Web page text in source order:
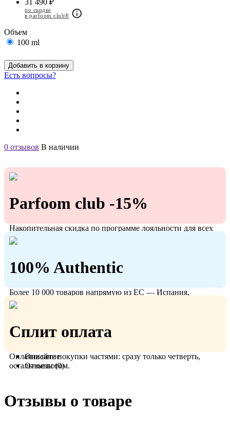
31 490 ₽
по скидке
в parfoom club®
Объем
100 ml
Добавить в корзину
Есть вопросы?
0 отзывов В наличии
Parfoom club -15%
Накопительная скидка по программе лояльности для всех
кто с нами!
100% Authentic
Более 10 000 товаров напрямую из ЕС — Испания,
Польша, Германия.
Сплит оплата
Оплачивайте покупки частями: сразу только четверть,
остальное потом.
Описание
Отзывы (0)
Отзывы о товаре